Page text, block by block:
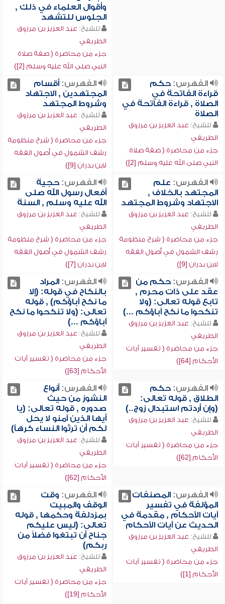
وأقوال العلماء في ذلك ,
الجلوس للتشهد
للشيخ: عبد العزيز بن مرزوق
الطريفي
جزء من محاضرة ( صفة صلاة
النبي صلى الله عليه وسلم [2])
الفهرس:حكم
قراءة الفاتحة في
الصلاة , قراءة الفاتحة في
الصلاة
للشيخ: عبد العزيز بن مرزوق
الطريفي
جزء من محاضرة ( صفة صلاة
النبي صلى الله عليه وسلم [2])
الفهرس:أقسام
المجتهدين , الاجتهاد
وشروط المجتهد
للشيخ: عبد العزيز بن مرزوق
الطريفي
جزء من محاضرة ( شرح منظومة
رشف الشمول في أصول الفقه
لابن بدران [9])
الفهرس: علم
المجتهد بالخلاف ,
الاجتهاد وشروط المجتهد
للشيخ: عبد العزيز بن مرزوق
الطريفي
جزء من محاضرة ( شرح منظومة
رشف الشمول في أصول الفقه
لابن بدران [9])
الفهرس:حجية
أفعال رسول الله صلى
الله عليه وسلم , السنة
للشيخ: عبد العزيز بن مرزوق
الطريفي
جزء من محاضرة ( شرح منظومة
رشف الشمول في أصول الفقه
لابن بدران [7])
الفهرس:حكم من
عقد على ذات محرم ,
تابع قوله تعالى: (ولا
تنكحوا ما نكح آباؤكم ...)
للشيخ: عبد العزيز بن مرزوق
الطريفي
جزء من محاضرة ( تفسير آيات
الأحكام [64])
الفهرس:المراد
بالنكاح في قوله: (إلا
ما نكح آباؤكم) , قوله
تعالى: (ولا تنكحوا ما نكح
آباؤكم ...)
للشيخ: عبد العزيز بن مرزوق
الطريفي
جزء من محاضرة ( تفسير آيات
الأحكام [63])
الفهرس:حكم
الطلاق , قوله تعالى:
(وإن أردتم استبدال زوج..)
للشيخ: عبد العزيز بن مرزوق
الطريفي
جزء من محاضرة ( تفسير آيات
الأحكام [62])
الفهرس:أنواع
النشوز من حيث
صدوره , قوله تعالى: (يا
أيها الذين آمنو لا يحل
لكم أن ترثوا النساء كرهاً)
للشيخ: عبد العزيز بن مرزوق
الطريفي
جزء من محاضرة ( تفسير آيات
الأحكام [62])
الفهرس:المصنفات
المؤلفة في تفسير
آيات الأحكام , مقدمة في
الحديث عن آيات الأحكام
للشيخ: عبد العزيز بن مرزوق
الطريفي
جزء من محاضرة ( تفسير آيات
الأحكام [1])
الفهرس: وقت
الوقف والمبيت
بمزدلفة وحكمها , قوله
تعالى: (ليس عليكم
جناح أن تبتغوا فضلاً من
ربكم)
للشيخ: عبد العزيز بن مرزوق
الطريفي
جزء من محاضرة ( تفسير آيات
الأحكام [19])